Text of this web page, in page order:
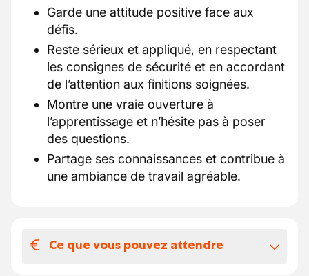
Garde une attitude positive face aux
défis.
Reste sérieux et appliqué, en respectant
les consignes de sécurité et en accordant
de l’attention aux finitions soignées.
Montre une vraie ouverture à
l’apprentissage et n’hésite pas à poser
des questions.
Partage ses connaissances et contribue à
une ambiance de travail agréable.
Ce que vous pouvez attendre